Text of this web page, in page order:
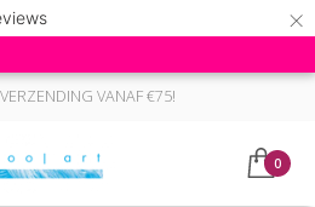
×
VANAF €75!
0